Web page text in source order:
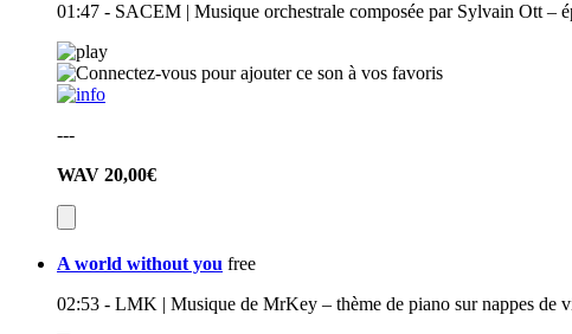
01:47 - SACEM | Musique orchestrale composée par Sylvain Ott –
---
WAV 20,00€
A world without you free
02:53 - LMK | Musique de MrKey – thème de piano sur nappes